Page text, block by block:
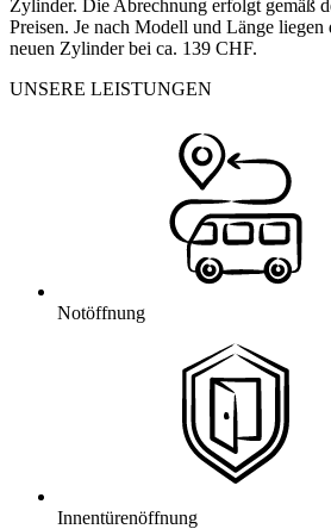
Zylinder. Die Abrechnung erfolgt gemäß
Preisen. Je nach Modell und Länge
neuen Zylinder bei ca. 139 CHF.
UNSERE LEISTUNGEN
Notöffnung
Innentürenöffnung